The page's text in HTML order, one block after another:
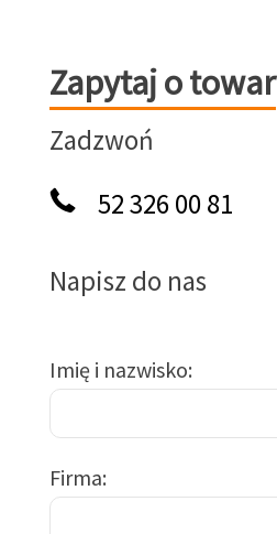
Zapytaj o towar
Zapytaj o towar
Zadzwoń
52 326 00 81
Napisz do nas
Imię i nazwisko
Firma